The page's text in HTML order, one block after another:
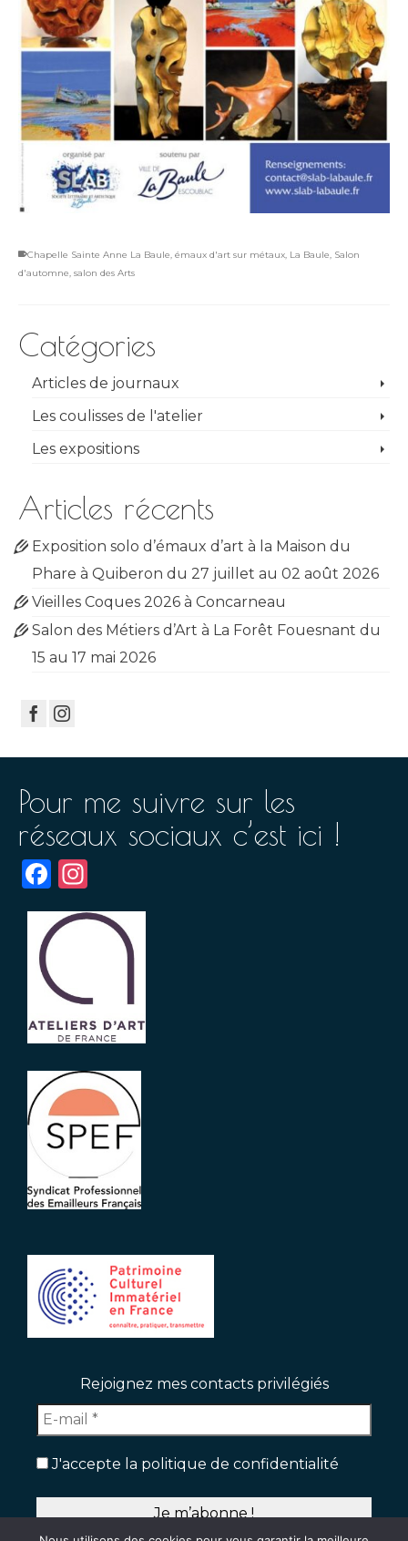
Chapelle Sainte Anne La Baule émaux d'art sur métaux La Baule Salon
d'automne salon des Arts
Catégories
Articles de journaux
Les coulisses de l'atelier
Les expositions
Articles récents
Exposition solo d’émaux d’art à la Maison du
Phare à Quiberon du 27 juillet au 02 août 2026
Vieilles Coques 2026 à Concarneau
Salon des Métiers d’Art à La Forêt Fouesnant du
15 au 17 mai 2026
Pour me suivre sur les
réseaux sociaux c’est ici !
Facebook
Rejoignez mes contacts privilégiés
J'accepte la politique de confidentialité